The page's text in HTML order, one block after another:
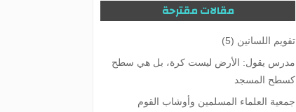
مقالات مقترحة
تقويم اللسانين (5)
مدرس يقول: الأرض ليست كرة، بل هي سطح
كسطح المسجد
جمعية العلماء المسلمين وأوشاب القوم